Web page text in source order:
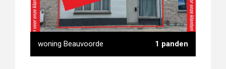
woning Beauvoorde 1 panden